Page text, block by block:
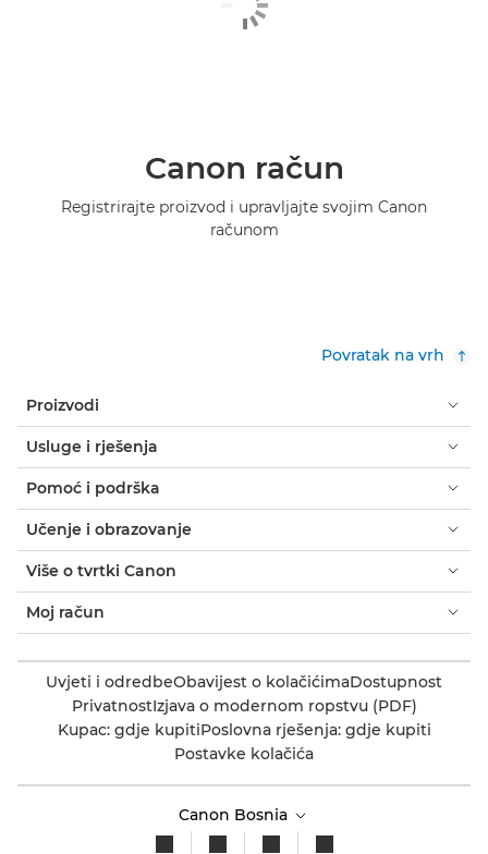
Canon račun
Registrirajte proizvod i upravljajte svojim Canon
računom
Povratak na vrh
Proizvodi
Usluge i rješenja
Pomoć i podrška
Učenje i obrazovanje
Više o tvrtki Canon
Moj račun
Uvjeti i odredbeObavijest o kolačićimaDostupnost
PrivatnostIzjava o modernom ropstvu (PDF)
Kupac: gdje kupitiPoslovna rješenja: gdje kupiti
Postavke kolačića
Canon Bosnia